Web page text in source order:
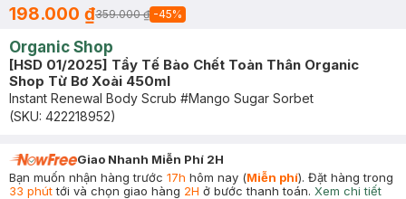
198.000 ₫359.000 ₫ -45%
Organic Shop
[HSD 01/2025] Tẩy Tế Bào Chết Toàn Thân Organic
Shop Từ Bơ Xoài 450ml
Instant Renewal Body Scrub #Mango Sugar Sorbet
(SKU: 422218952)
Giao Nhanh Miễn Phí 2H
Bạn muốn nhận hàng trước 17h hôm nay (Miễn phí). Đặt hàng trong
33 phúttới và chọn giao hàng 2H ở bước thanh toán. Xem chi tiết